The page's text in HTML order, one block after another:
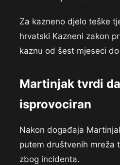
Za kazneno djelo teške
hrvatski Kazneni zakon
kaznu od šest mjeseci
Martinjak tvrdi
isprovociran
Nakon događaja
putem društvenih mreža
zbog incidenta.